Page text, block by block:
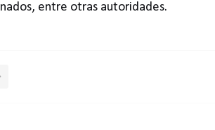
entre otras autoridades.